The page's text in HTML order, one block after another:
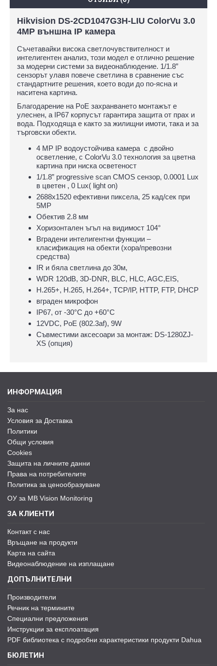
Hikvision DS-2CD1047G3H-LIU ColorVu 3.0
4MP външна IP камера
Съчетавайки висока светлочувствителност и
интелигентен анализ, този модел е отлично решение
за модерни системи за видеонаблюдение. 1/1.8”
сензорът улавя повече светлина в сравнение със
стандартните решения, което води до по-ясна и
наситена картина.
Благодарение на PoE захранването монтажът е
улеснен, а IP67 корпусът гарантира защита от прах и
вода. Подходяща е както за жилищни имоти, така и за
търговски обекти.
4 MP IP водоустойчива камера с двойно
осветление, с ColorVu 3.0 технология за цветна
картина при ниска осветеност
1/1.8” progressive scan CMOS сензор, 0.0001 Lux
в цветен , 0 Lux( light on)
2688х1520 ефективни пиксела, 25 кад/сек при
5MP
Обектив 2.8 мм
Хоризонтален ъгъл на видимост 104°
Вградени интелигентни функции –
класификация на обекти (хора/превозни
средства)
IR и бяла светлина до 30м,
WDR 120dB, 3D-DNR, BLC, HLC, AGC,EIS,
H.265+, H.265, H.264+, TCP/IP, HTTP, FTP, DHCP
вграден микрофон
IP67, oт -30°С до +60°С
12VDC, PoE (802.3af), 9W
Съвместими аксесоари за монтаж: DS-1280ZJ-
XS (опция)
ИНФОРМАЦИЯ
За нас
Условия за Доставка
Политики
Общи условия
Cookies
Защита на личните данни
Права на потребителите
Политика за ценообразуване
ОУ за MB Vision Monitoring
ЗА КЛИЕНТИ
Контакт с нас
Връщане на продукти
Карта на сайта
Видеонаблюдение на изплащане
ДОПЪЛНИТЕЛНИ
Производители
Речник на термините
Специални предложения
Инструкции за експлоатация
PDF библиотека с подробни характеристики продукти Dahua
БЮЛЕТИН